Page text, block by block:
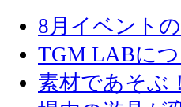
8月イベント
TGM LABに
素材であそぶ